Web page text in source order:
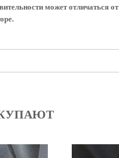
может отличаться от